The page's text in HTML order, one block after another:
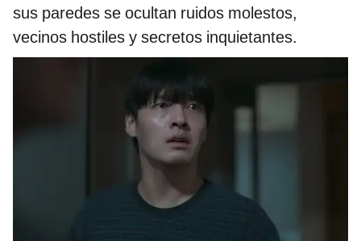
sus paredes se ocultan ruidos molestos,
vecinos hostiles y secretos inquietantes.